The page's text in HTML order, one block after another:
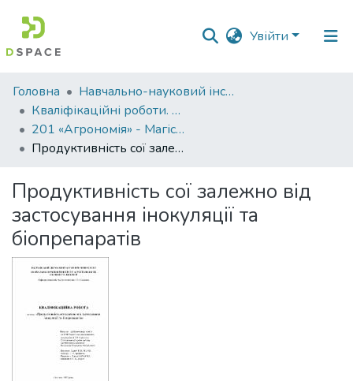
Увійти
Фонди
та
зібрання
Пошук за критеріями
Статистика
Головна
Навчально-науковий інститут агротехнологій, селекції та екології
Кваліфікаційні роботи. ННІ агротехнологій, селекції та екології
201 «Агрономія» - Магістри 2022-2023
Продуктивність сої залежно від застосування інокуляції та біопрепаратів
Продуктивність сої залежно від
застосування інокуляції та
біопрепаратів